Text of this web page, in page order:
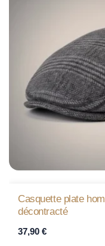
Casquette plate
décontracté
37,90 €